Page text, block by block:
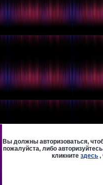
Вы должны авторизоваться,
пожалуйста, либо
кликнитездесь ,